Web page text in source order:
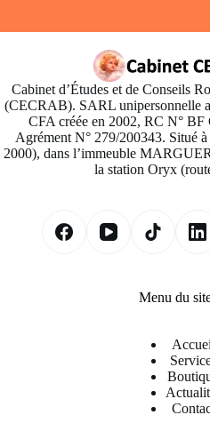
Cabinet d’Études et de Conseils
(CECRAB). SARL unipersonnelle
CFA créée en 2002, RC N°
Agrément N° 279/200343. Situé
2000), dans l’immeuble
la station Oryx
Menu du